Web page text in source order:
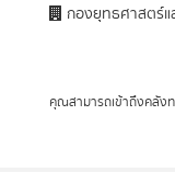
กองยุทธศาสตร์แ
คุณสามารถเข้าถึงคลัง